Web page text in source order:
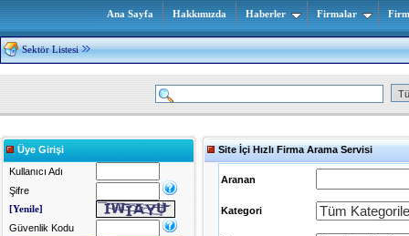
Ana Sayfa Hakkımızda Haberler Firmalar
Sektör Listesi
Üye Girişi
Kullanıcı Adı
Şifre
[Yenile]
Güvenlik Kodu
Site İçi Hızlı Firma Arama Servisi
Aranan
Kategori